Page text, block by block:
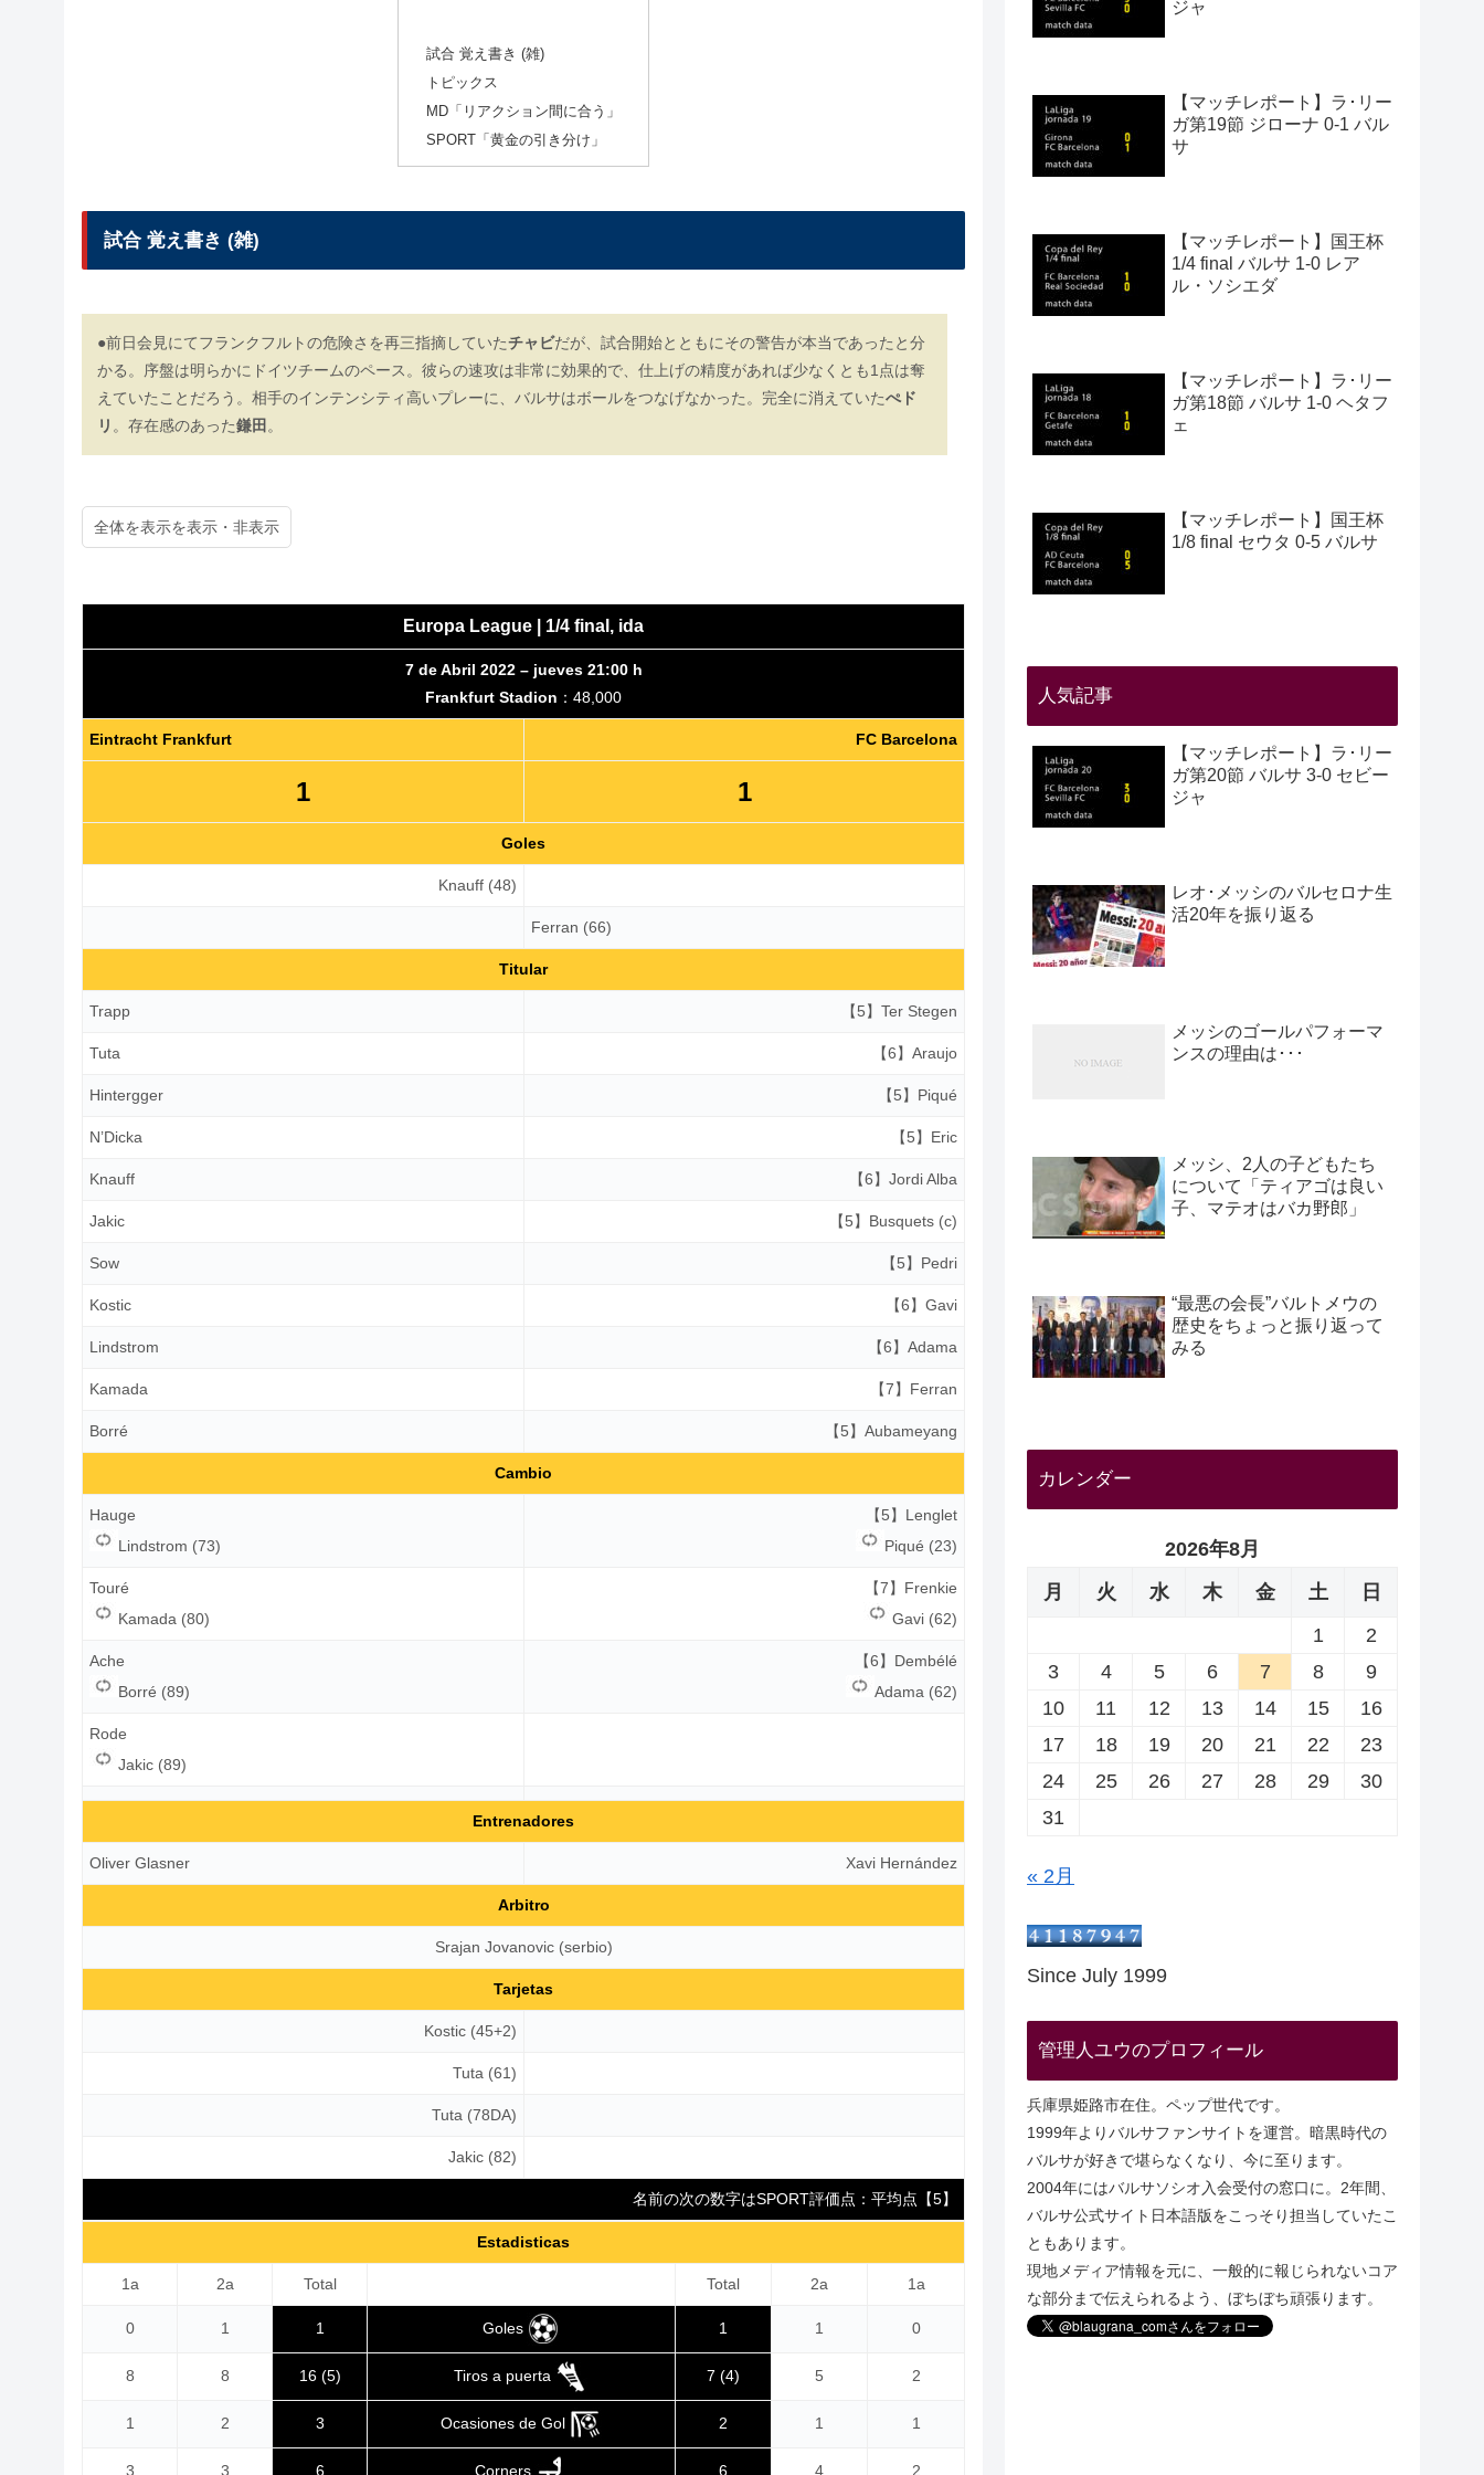
試合 覚え書き (雑)
トピックス
MD「リアクション間に合う」
SPORT「黄金の引き分け」
試合 覚え書き (雑)
●前日会見にてフランクフルトの危険さを再三指摘していたチャビだが、試合開始とともにその警告が本当であったと分
かる。序盤は明らかにドイツチームのペース。彼らの速攻は非常に効果的で、仕上げの精度があれば少なくとも1点は奪
えていたことだろう。相手のインテンシティ高いプレーに、バルサはボールをつなげなかった。完全に消えていたぺド
リ 。存在感のあった鎌田 。
全体を表示
Europa League | 1/4 final, ida
7 de Abril 2022 – jueves 21:00 h
Frankfurt Stadion ：48,000
Eintracht Frankfurt FC Barcelona
1 1
Goles
Knauff (48)
Ferran (66)
Titular
Trapp 【5】Ter Stegen
Tuta 【6】Araujo
Hintergger 【5】Piqué
N’Dicka 【5】Eric
Knauff 【6】Jordi Alba
Jakic 【5】Busquets (c)
Sow 【5】Pedri
Kostic 【6】Gavi
Lindstrom 【6】Adama
Kamada 【7】Ferran
Borré 【5】Aubameyang
Cambio
Hauge
Lindstrom (73)
【5】Lenglet
Piqué (23)
Touré
Kamada (80)
【7】Frenkie
Gavi (62)
Ache
Borré (89)
【6】Dembélé
Adama (62)
Rode
Jakic (89)
Entrenadores
Oliver Glasner Xavi Hernández
Arbitro
Srajan Jovanovic (serbio)
Tarjetas
Kostic (45+2)
Tuta (61)
Tuta (78DA)
Jakic (82)
名前の次の数字はSPORT評価点：平均点【5】
Estadisticas
1a 2a Total Total 2a 1a
0 1 1 Goles 1 1 0
8 8 16 (5) Tiros a puerta 7 (4) 5 2
1 2 3 Ocasiones de Gol 2 1 1
3 3 6 Corners 6 4 2
ジャ
【マッチレポート】ラ･リー
ガ第19節 ジローナ 0-1 バル
サ
【マッチレポート】国王杯
1/4 final バルサ 1-0 レア
ル・ソシエダ
【マッチレポート】ラ･リー
ガ第18節 バルサ 1-0 ヘタフ
ェ
【マッチレポート】国王杯
1/8 final セウタ 0-5 バルサ
人気記事
【マッチレポート】ラ･リー
ガ第20節 バルサ 3-0 セビー
ジャ
レオ･メッシのバルセロナ生
活20年を振り返る
メッシのゴールパフォーマ
ンスの理由は･･･
メッシ、2人の子どもたち
について「ティアゴは良い
子、マテオはバカ野郎」
“最悪の会長”バルトメウの
歴史をちょっと振り返って
みる
カレンダー
2026年8月
月
火 水 木 金 土
日
1
2
3
4 5 6 7 8
9
10
11 12 13 14 15
16
17
18 19 20 21 22
23
24
25 26 27 28 29
30
31
« 2月
Since July 1999
管理人ユウのプロフィール
兵庫県姫路市在住。ペップ世代です。
1999年よりバルサファンサイトを運営。暗黒時代の
バルサが好きで堪らなくなり、今に至ります。
2004年にはバルサソシオ入会受付の窓口に。2年間、
バルサ公式サイト日本語版をこっそり担当していたこ
ともあります。
現地メディア情報を元に、一般的に報じられないコア
な部分まで伝えられるよう、ぼちぼち頑張ります。